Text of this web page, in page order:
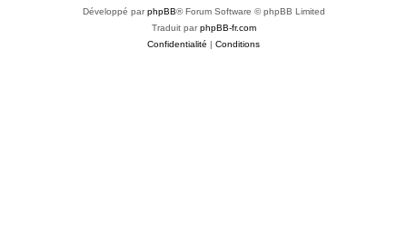
Développé parphpBB® Forum Software © phpBB Limited
Traduit parphpBB-fr.com
Confidentialité | Conditions